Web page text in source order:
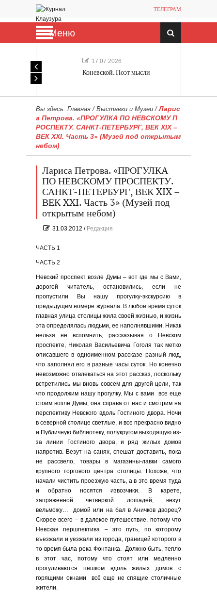
ТЕЛЕГРАМ
Меню
17.07.2026
Коневской. Поэт мысли
Вы здесь: Главная / Выставки и Музеи /Ларис
а Петрова. «ПРОГУЛКА ПО НЕВСКОМУ П
РОСПЕКТУ. САНКТ-ПЕТЕРБУРГ, ВЕК XIX –
ВЕК XXI. Часть 3» (Музей под открытым
небом)
Лариса Петрова. «ПРОГУЛКА
ПО НЕВСКОМУ ПРОСПЕКТУ.
САНКТ-ПЕТЕРБУРГ, ВЕК XIX –
ВЕК XXI. Часть 3» (Музей под
открытым небом)
31.03.2012 / Редакция
ЧАСТЬ 1
ЧАСТЬ 2
Невский проспект возле Думы – вот где мы с Вами,
дорогой читатель, остановились, если не
пропустили Вы нашу прогулку-экскурсию в
предыдущем номере журнала. В любое время суток
главная улица столицы жила своей жизнью, и жизнь
эта определялась людьми, ее наполнявшими. Никак
нельзя не вспомнить, рассказывая о Невском
проспекте, Николая Васильевича Гоголя так метко
описавшего в одноименном рассказе разный люд,
что заполнял его в разные часы суток. Но конечно
невозможно отвлекаться на этот рассказ, поскольку
встретились мы вновь совсем для другой цели, так
что продолжим нашу прогулку. Мы с вами все еще
стоим возле Думы, она справа от нас и смотрим на
перспективу Невского вдоль Гостиного двора. Ночи
в северной столице светлые, и все прекрасно видно
и Публичную библиотеку, полукругом выходящую из-
за линии Гостиного двора, и ряд жилых домов
напротив. Везут на санях, спешат доставить, пока
не рассвело, товары в магазины-лавки самого
крупного торгового центра столицы. Похоже, что
начали чистить проезжую часть, а в это время туда
и обратно носятся извозчики. В карете,
запряженной четверкой лошадей, везут
вельможу… домой или на бал в Аничков дворец?
Скорее всего – в далекое путешествие, потому что
Невская першпектива – это путь, по которому
въезжали и уезжали из города, границей которого в
то время была река Фонтанка. Должно быть, тепло
в этот час, потому что стоят или медленно
прогуливаются пешком вдоль жилых домов с
горящими окнами всё еще не спящие столичные
жители.